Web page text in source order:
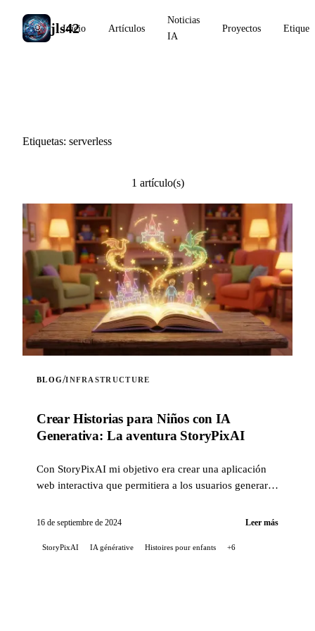
jls42
Inicio Artículos
Noticias
IA
Proyectos
Etiquetas: serverless
1 artículo(s)
BLOG/INFRASTRUCTURE
Crear Historias para Niños con IA
Generativa: La aventura StoryPixAI
Con StoryPixAI mi objetivo era crear una aplicación
web interactiva que permitiera a los usuarios generar
generadas por modelos de inteligencia artificial. Para
Lambda, API Gateway, DynamoDB, S3 y Cognito
16 de septiembre de 2024 Leer más
StoryPixAI IA générative Histoires pour enfants +6